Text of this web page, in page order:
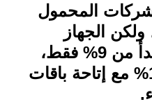
شركات المحمول
الجهاز
خفض تلك النسبة لتبدأ من 9% فقط،
والحد الأقصي لها 15% مع إتاحة باقات